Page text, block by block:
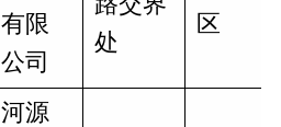
有限
公司
处
区
河源